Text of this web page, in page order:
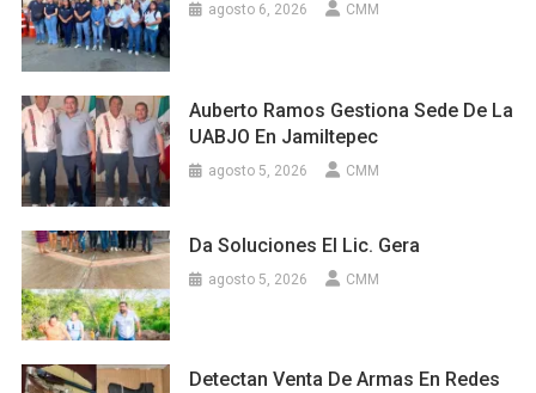
agosto 6, 2026 CMM
Auberto Ramos Gestiona Sede De La
UABJO En Jamiltepec
agosto 5, 2026 CMM
Da Soluciones El Lic. Gera
agosto 5, 2026 CMM
Detectan Venta De Armas En Redes